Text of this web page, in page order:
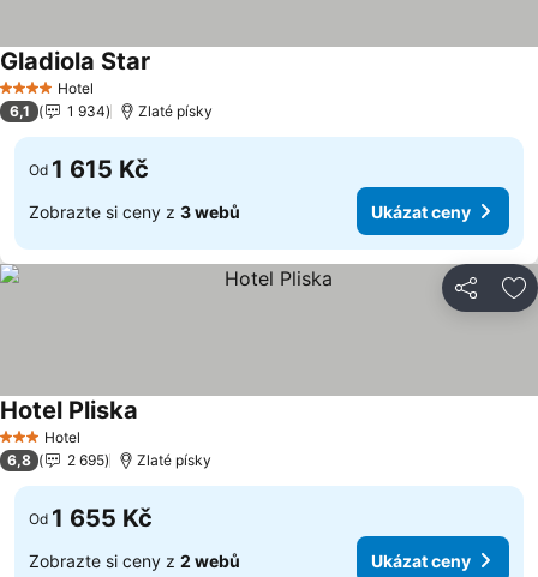
4 Počet hvězdiček
Hotel
Gladiola Star
6,1 1 934 Zlaté písky
Od 1 615 Kč
Zobrazte si ceny z 3 webů Ukázat ceny
Sdílet
3 Počet hvězdiček
Hotel
Hotel Pliska
6,8 2 695 Zlaté písky
Od 1 655 Kč
Zobrazte si ceny z 2 webů Ukázat ceny